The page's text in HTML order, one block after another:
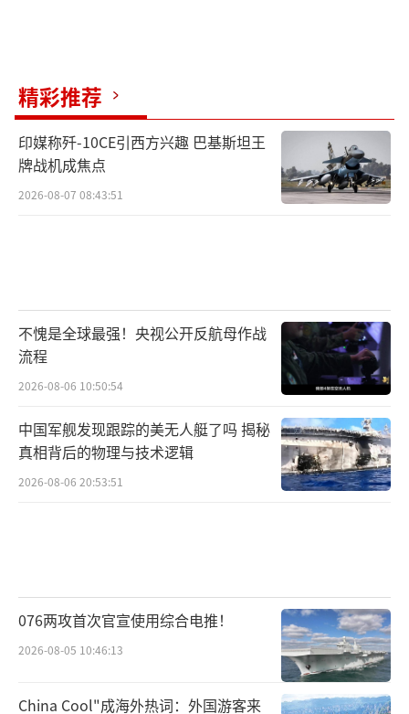
精彩推荐
印媒称歼-10CE引西方兴趣 巴基斯坦王
牌战机成焦点
2026-08-07 08:43:51
不愧是全球最强！央视公开反航母作战
流程
2026-08-06 10:50:54
中国军舰发现跟踪的美无人艇了吗 揭秘
真相背后的物理与技术逻辑
2026-08-06 20:53:51
076两攻首次官宣使用综合电推！
2026-08-05 10:46:13
China Cool"成海外热词：外国游客来